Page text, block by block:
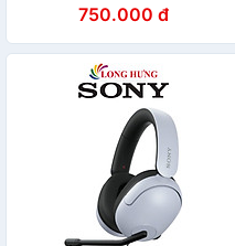
AH713 | Tai Nghe Chụp Tai
Có Micro Tích Hợp
SoundMax AH-713 | Gaming
Headset - Hàng Chính Hãng
750.000 đ